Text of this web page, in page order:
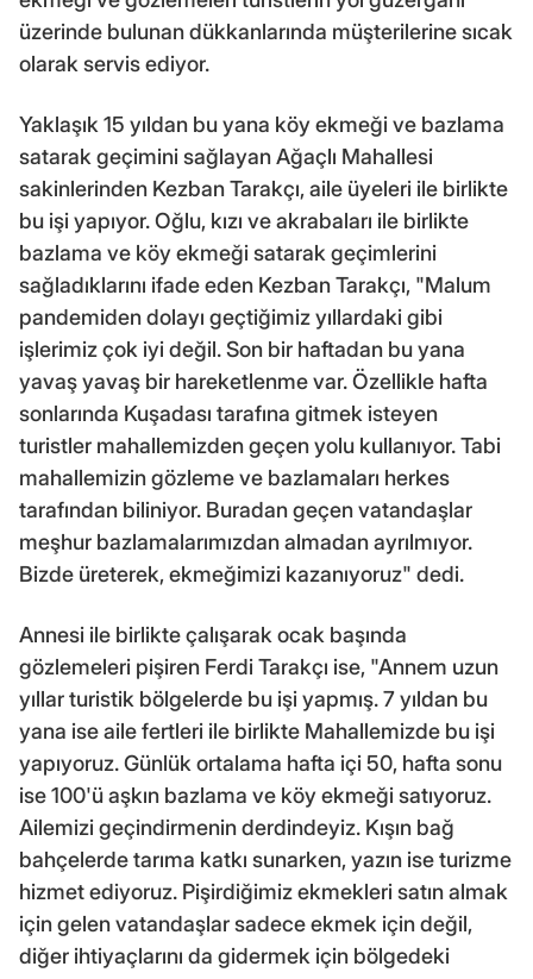
üzerinde bulunan dükkanlarında müşterilerine sıcak
olarak servis ediyor.
Yaklaşık 15 yıldan bu yana köy ekmeği ve bazlama
satarak geçimini sağlayan Ağaçlı Mahallesi
sakinlerinden Kezban Tarakçı, aile üyeleri ile birlikte
bu işi yapıyor. Oğlu, kızı ve akrabaları ile birlikte
bazlama ve köy ekmeği satarak geçimlerini
sağladıklarını ifade eden Kezban Tarakçı, "Malum
pandemiden dolayı geçtiğimiz yıllardaki gibi
işlerimiz çok iyi değil. Son bir haftadan bu yana
yavaş yavaş bir hareketlenme var. Özellikle hafta
sonlarında Kuşadası tarafına gitmek isteyen
turistler mahallemizden geçen yolu kullanıyor. Tabi
mahallemizin gözleme ve bazlamaları herkes
tarafından biliniyor. Buradan geçen vatandaşlar
meşhur bazlamalarımızdan almadan ayrılmıyor.
Bizde üreterek, ekmeğimizi kazanıyoruz" dedi.
Annesi ile birlikte çalışarak ocak başında
gözlemeleri pişiren Ferdi Tarakçı ise, "Annem uzun
yıllar turistik bölgelerde bu işi yapmış. 7 yıldan bu
yana ise aile fertleri ile birlikte Mahallemizde bu işi
yapıyoruz. Günlük ortalama hafta içi 50, hafta sonu
ise 100'ü aşkın bazlama ve köy ekmeği satıyoruz.
Ailemizi geçindirmenin derdindeyiz. Kışın bağ
bahçelerde tarıma katkı sunarken, yazın ise turizme
hizmet ediyoruz. Pişirdiğimiz ekmekleri satın almak
için gelen vatandaşlar sadece ekmek için değil,
diğer ihtiyaçlarını da gidermek için bölgedeki